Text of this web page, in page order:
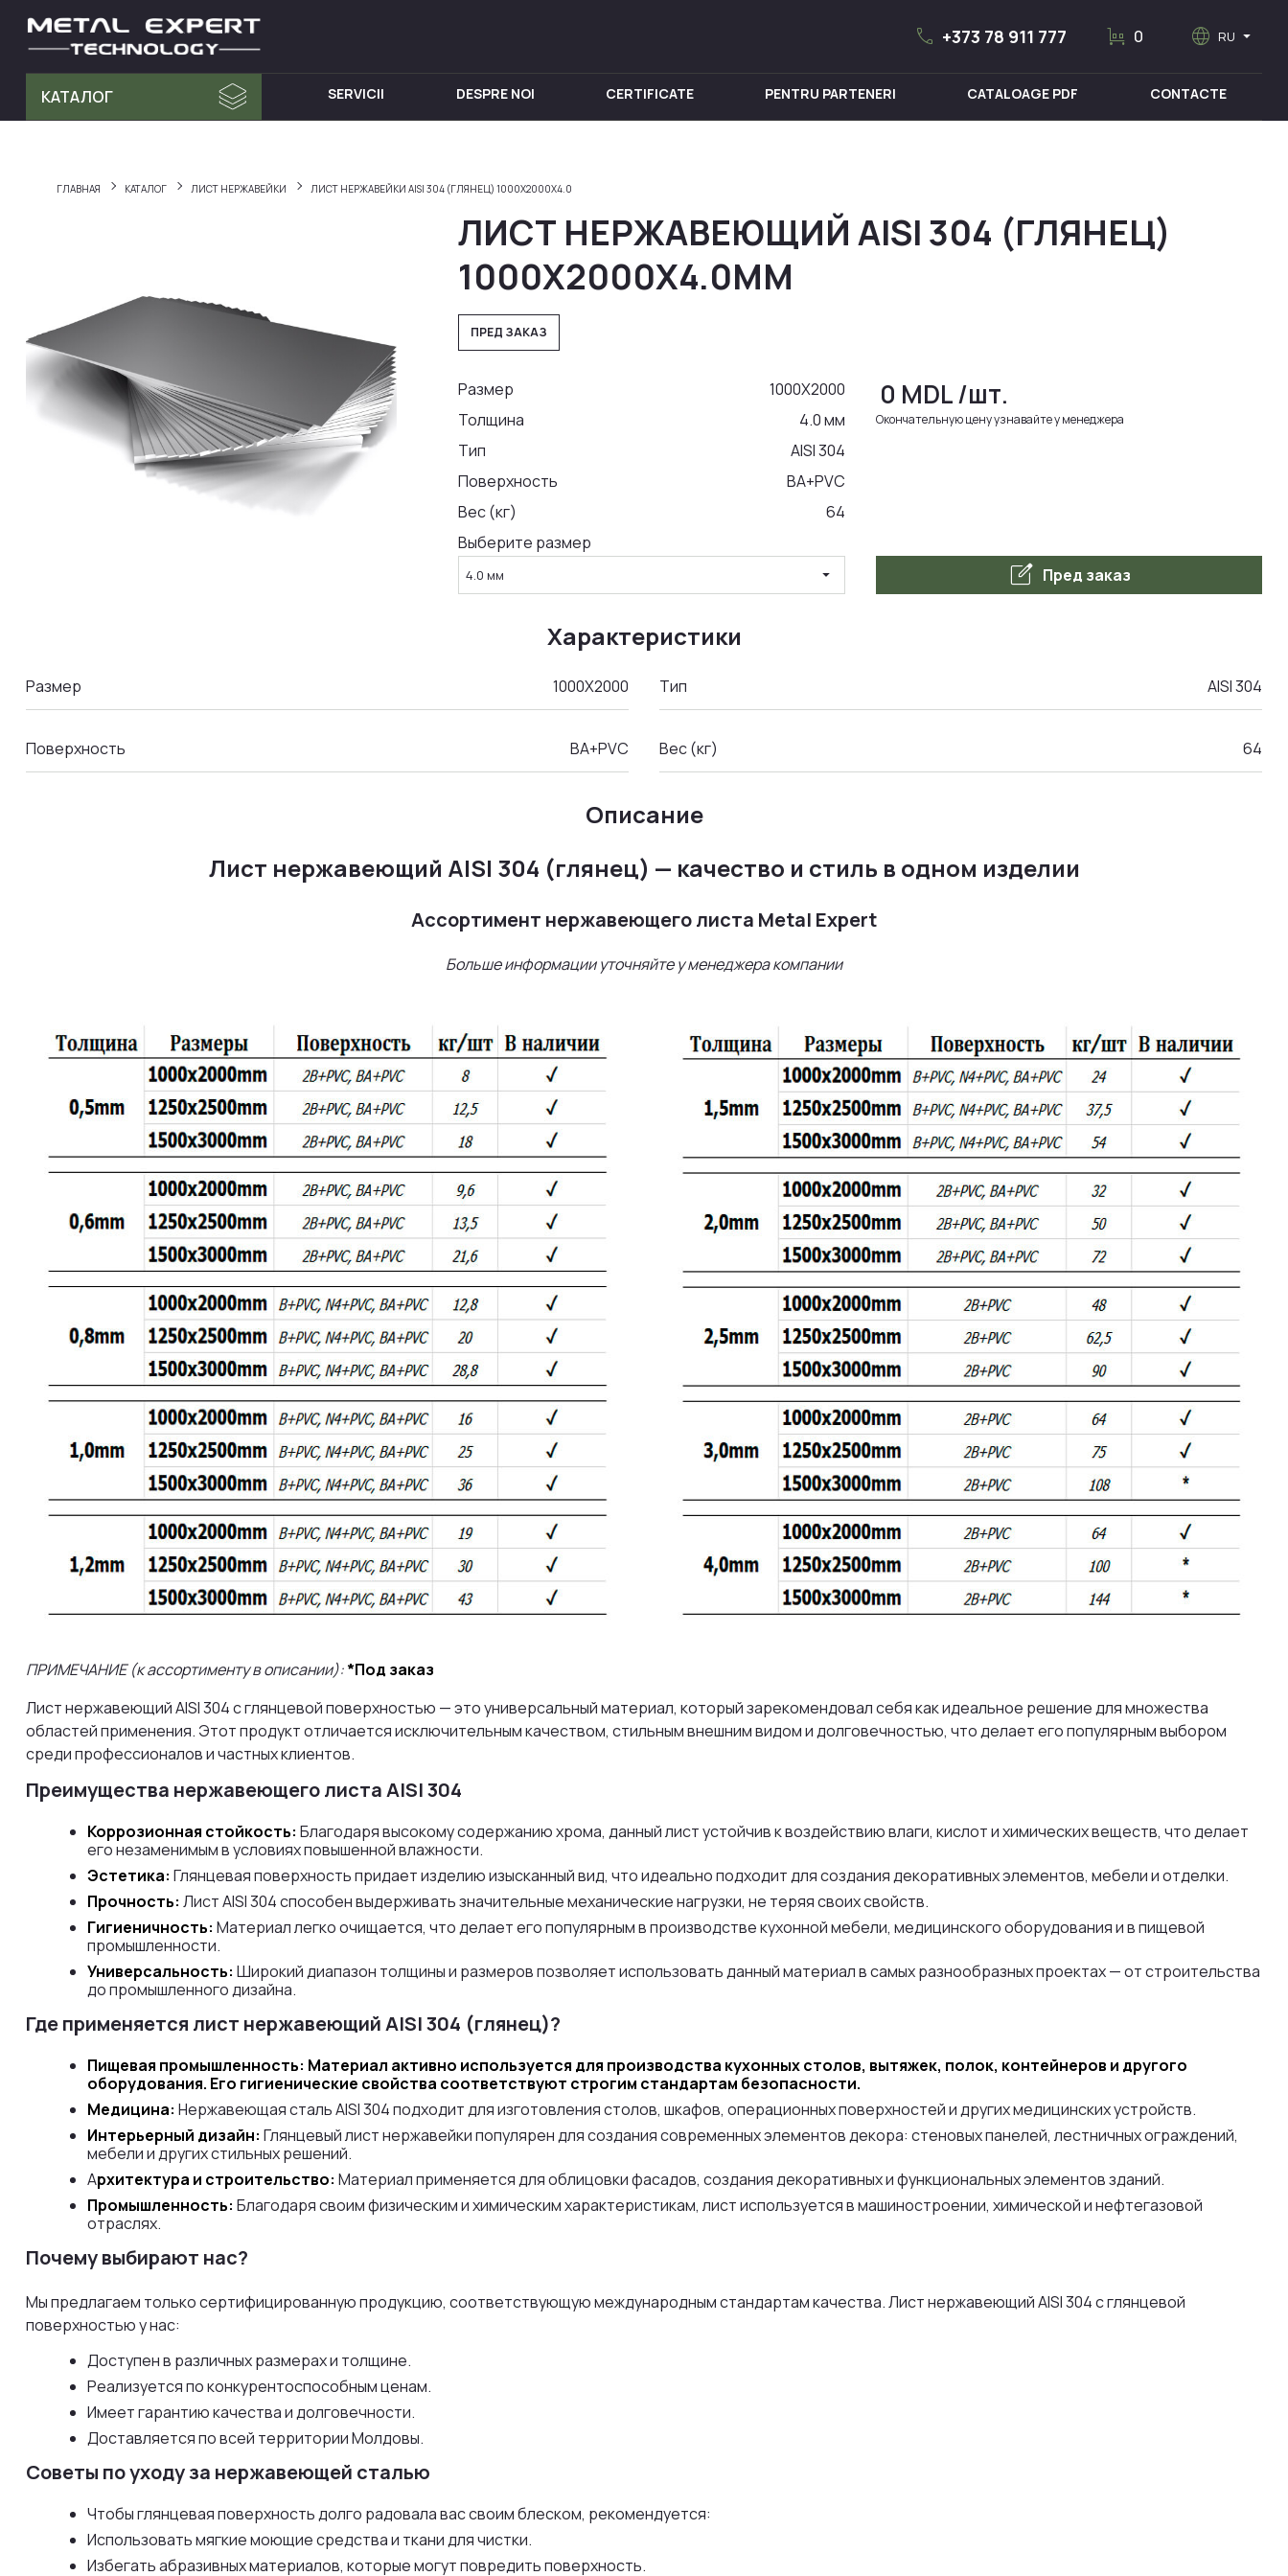
call +373 78 911 777 trolley 0 language RU arrow_drop_down
КАТАЛОГ SERVICII DESPRE NOI CERTIFICATE PENTRU PARTENERI CATALOAGE PDF CONTACTE
Accesorii pentru balustrade
Fitinguri
Elemente de fixare și șuruburi
Materiale pentru sudură
Chiuvete din Inox
Dulapuri din Inox
Hote din Inox
Aparat de distilat
LA COMANDA
ГЛАВНАЯ КАТАЛОГ ЛИСТ НЕРЖАВЕЙКИ ЛИСТ НЕРЖАВЕЙКИ AISI 304 (ГЛЯНЕЦ) 1000X2000Х4.0
ЛИСТ НЕРЖАВЕЮЩИЙ AISI 304 (ГЛЯНЕЦ)
1000X2000Х4.0ММ
ПРЕД ЗАКАЗ
Размер
1000Х2000
Толщина
4.0 мм
Тип
AISI 304
Поверхность
BA+PVC
Вес (кг)
64
Выберите размер
4.0 мм arrow_drop_down
0 MDL/шт.
Окончательную цену узнавайте у менеджера
edit_square Пред заказ
Характеристики
Размер 1000Х2000 Тип AISI 304
Поверхность BA+PVC Вес (кг) 64
Описание
Лист нержавеющий AISI 304 (глянец) — качество и стиль в одном изделии
Ассортимент нержавеющего листа Metal Expert
Больше информации уточняйте у менеджера компании
ПРИМЕЧАНИЕ (к ассортименту в описании):*Под заказ
Лист нержавеющий AISI 304 с глянцевой поверхностью — это универсальный материал, который зарекомендовал себя как идеальное решение для множества
областей применения. Этот продукт отличается исключительным качеством, стильным внешним видом и долговечностью, что делает его популярным выбором
среди профессионалов и частных клиентов.
Преимущества нержавеющего листа AISI 304
Коррозионная стойкость: Благодаря высокому содержанию хрома, данный лист устойчив к воздействию влаги, кислот и химических веществ, что делает
его незаменимым в условиях повышенной влажности.
Эстетика: Глянцевая поверхность придает изделию изысканный вид, что идеально подходит для создания декоративных элементов, мебели и отделки.
Прочность: Лист AISI 304 способен выдерживать значительные механические нагрузки, не теряя своих свойств.
Гигиеничность: Материал легко очищается, что делает его популярным в производстве кухонной мебели, медицинского оборудования и в пищевой
промышленности.
Универсальность: Широкий диапазон толщины и размеров позволяет использовать данный материал в самых разнообразных проектах — от строительства
до промышленного дизайна.
Где применяется лист нержавеющий AISI 304 (глянец)?
Пищевая промышленность: Материал активно используется для производства кухонных столов, вытяжек, полок, контейнеров и другого
оборудования. Его гигиенические свойства соответствуют строгим стандартам безопасности.
Медицина: Нержавеющая сталь AISI 304 подходит для изготовления столов, шкафов, операционных поверхностей и других медицинских устройств.
Интерьерный дизайн: Глянцевый лист нержавейки популярен для создания современных элементов декора: стеновых панелей, лестничных ограждений,
мебели и других стильных решений.
Архитектура и строительство: Материал применяется для облицовки фасадов, создания декоративных и функциональных элементов зданий.
Промышленность: Благодаря своим физическим и химическим характеристикам, лист используется в машиностроении, химической и нефтегазовой
отраслях.
Почему выбирают нас?
Мы предлагаем только сертифицированную продукцию, соответствующую международным стандартам качества. Лист нержавеющий AISI 304 с глянцевой
поверхностью у нас:
Доступен в различных размерах и толщине.
Реализуется по конкурентоспособным ценам.
Имеет гарантию качества и долговечности.
Доставляется по всей территории Молдовы.
Советы по уходу за нержавеющей сталью
Чтобы глянцевая поверхность долго радовала вас своим блеском, рекомендуется:
Использовать мягкие моющие средства и ткани для чистки.
Избегать абразивных материалов, которые могут повредить поверхность.